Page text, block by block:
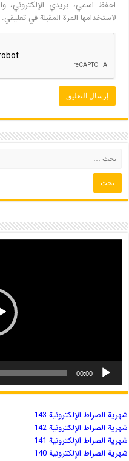
احفظ اسمي، بريدي الإلكتروني،
لاستخدامها المرة المقبلة في تعليقي.
00:00
شهریة الصراط الإلكترونية 143
شهریة الصراط الإلكترونية 142
شهریة الصراط الإلكترونية 141
شهریة الصراط الإلكترونية 140